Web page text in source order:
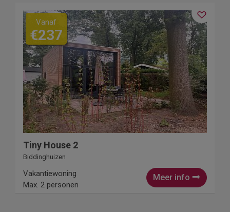
Vanaf
€237
Tiny House 2
Biddinghuizen
Meer info
Vakantiewoning
Max. 2 personen